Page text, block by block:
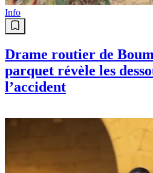
Info
Drame routier de
parquet révèle les
l’accident